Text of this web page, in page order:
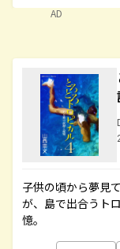
AD
子供の頃から夢見
が、島で出合うト
憶。